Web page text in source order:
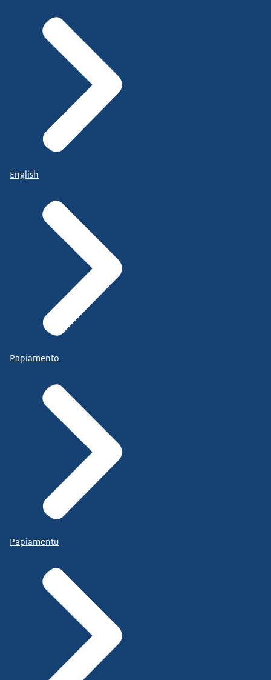
English
Papiamento
Papiamentu